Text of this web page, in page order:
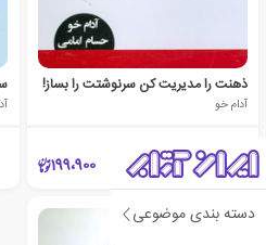
دسته بندی موضوعی
ذهنت را مدیریت کن سرنوشتت را بساز!
آدام خو
199،900